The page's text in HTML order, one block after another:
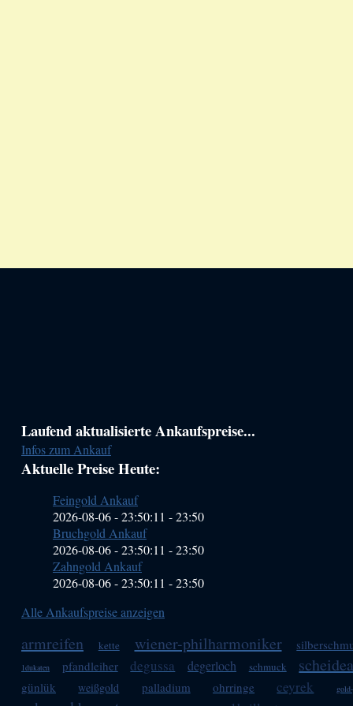
Haupt-
Sidebar
(Primary)
Laufend aktualisierte Ankaufspreise...
Infos zum Ankauf
Aktuelle Preise Heute:
Feingold Ankauf
2026-08-06 - 23:50:11 -23:50
Bruchgold Ankauf
2026-08-06 - 23:50:11 -23:50
Zahngold Ankauf
2026-08-06 - 23:50:11 -23:50
Alle Ankaufspreise anzeigen
armreifen kette wiener-philharmoniker
1dukaten pfandleiher degussa degerloch schmuck
günlük weißgold palladium ohrringe ceyrek